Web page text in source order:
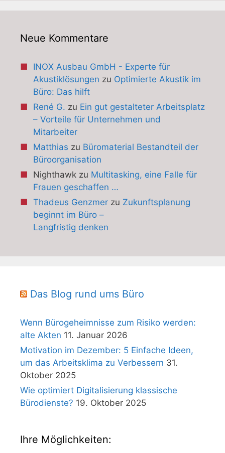
Neue Kommentare
INOX Ausbau GmbH - Experte für
Akustiklösungen zu Optimierte Akustik im
Büro: Das hilft
René G. zu Ein gut gestalteter Arbeitsplatz
– Vorteile für Unternehmen und
Mitarbeiter
Matthias zu Büromaterial Bestandteil der
Büroorganisation
Nighthawkzu Multitasking, eine Falle für
Frauen geschaffen …
Thadeus Genzmerzu Zukunftsplanung
beginnt im Büro –
Langfristig denken
Das Blog rund ums Büro
Wenn Bürogeheimnisse zum Risiko werden:
alte Akten 11. Januar 2026
Motivation im Dezember: 5 Einfache Ideen,
um das Arbeitsklima zu Verbessern 31.
Oktober 2025
Wie optimiert Digitalisierung klassische
Bürodienste? 19. Oktober 2025
Ihre Möglichkeiten: